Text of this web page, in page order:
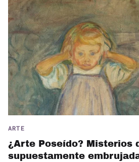
ARTE
¿Arte Poseído? Misterios
supuestamente